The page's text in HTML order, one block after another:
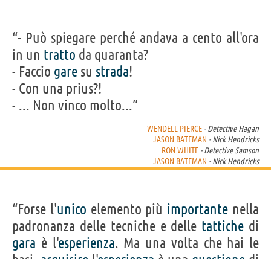
“- Può spiegare perché andava a cento all'ora
in un tratto da quaranta?
- Faccio gare su strada!
- Con una prius?!
- ... Non vinco molto...”
WENDELL PIERCE - Detective Hagan
JASON BATEMAN - Nick Hendricks
RON WHITE - Detective Samson
JASON BATEMAN - Nick Hendricks
“Forse l'unico elemento più importante nella
padronanza delle tecniche e delle tattiche di
gara è l'esperienza. Ma una volta che hai le